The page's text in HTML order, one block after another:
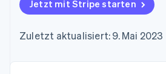
Zugriff auf mehr als
Terminal
Data
Geldmanagement
SaaS
Marktplatz auf
nutzungsbasierte
Produkt-Roadmap
Karriere
Stripe Press
Jetzt mit Stripe starten
Zuletzt aktualisiert: 9. Mai 2023